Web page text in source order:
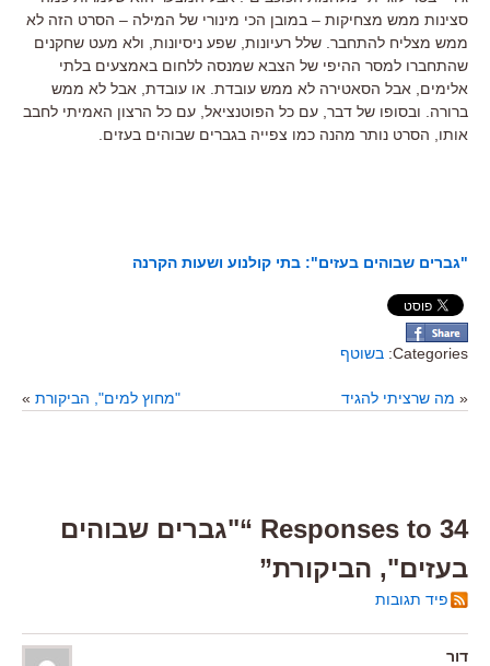
סצינות ממש מצחיקות – במובן הכי מינורי של המילה – הסרט הזה לא
ממש מצליח להתחבר. שלל רעיונות, שפע ניסיונות, ולא מעט שחקנים
שהתחברו למסר ההיפי של הצבא שמנסה ללחום באמצעים בלתי
אלימים, אבל הסאטירה לא ממש עובדת. או עובדת, אבל לא ממש
ברורה. ובסופו של דבר, עם כל הפוטנציאל, עם כל הרצון האמיתי לחבב
אותו, הסרט נותר מהנה כמו צפייה בגברים שבוהים בעזים.
"גברים שבוהים בעזים": בתי קולנוע ושעות הקרנה
Categories: בשוטף
« מה שרציתי להגיד "מחוץ למים", הביקורת »
34 Responses to “"גברים שבוהים
בעזים", הביקורת”
פיד תגובות
דור